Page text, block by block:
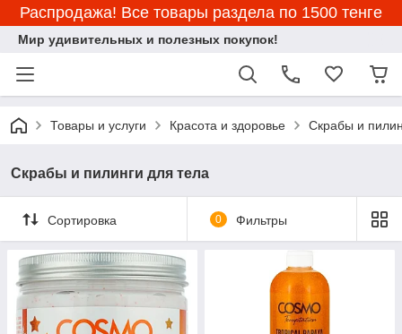
Распродажа! Все товары раздела по 1500 тенге
Мир удивительных и полезных покупок!
Товары и услуги Красота и здоровье Скрабы и
Скрабы и пилинги для тела
Сортировка 0 Фильтры